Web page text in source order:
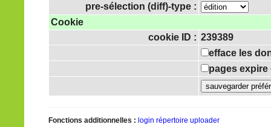
pre-sélection (diff)-type :
Cookie
cookie ID : 239389
efface les
pages
Fonctions additionnelles : login répertoire uploader